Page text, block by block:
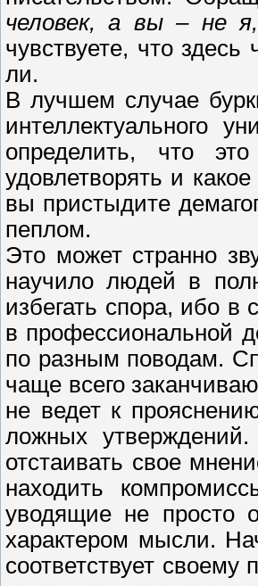
человек, а вы – не
чувствуете, что
ли.
В лучшем случае
интеллектуального
определить, что
удовлетворять и
вы пристыдите
пеплом.
Это может странно
научило людей в
избегать спора, ибо
в профессиональной
по разным поводам.
чаще всего
не ведет к
ложных
отстаивать свое
находить
уводящие не просто
характером мысли.
соответствует своему